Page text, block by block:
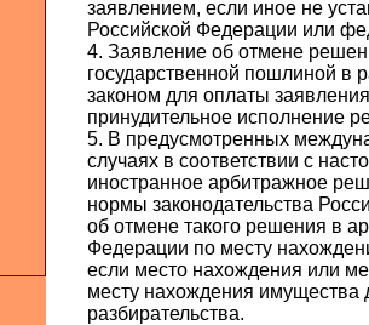
заявлением, если иное не
Российской Федерации или
4. Заявление об отмене
государственной пошлиной
законом для оплаты
принудительное исполнение
5. В предусмотренных
случаях в соответствии с
иностранное арбитражное
нормы законодательства
об отмене такого решения в
Федерации по месту
если место нахождения или
месту нахождения имущества
разбирательства.